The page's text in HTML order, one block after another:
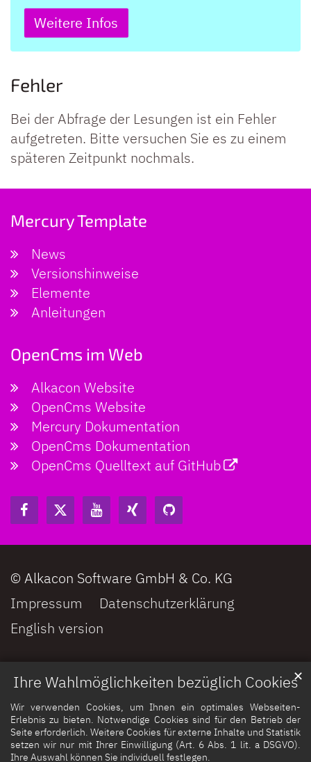
Ihre Wahlmöglichkeiten bezüglich Cookies
Wir verwenden Cookies, um Ihnen ein optimales Webseiten-
Erlebnis zu bieten. Notwendige Cookies sind für den Betrieb der
Seite erforderlich. Weitere Cookies für externe Inhalte und Statistik
setzen wir nur mit Ihrer Einwilligung (Art. 6 Abs. 1 lit. a DSGVO).
Ihre Auswahl können Sie individuell festlegen.
✕
Weitere Infos
Fehler
Bei der Abfrage der Lesungen ist ein Fehler
aufgetreten. Bitte versuchen Sie es zu einem
späteren Zeitpunkt nochmals.
Mercury Template
News
Versionshinweise
Elemente
Anleitungen
OpenCms im Web
Alkacon Website
OpenCms Website
Mercury Dokumentation
OpenCms Dokumentation
OpenCms Quelltext auf GitHub
© Alkacon Software GmbH & Co. KG
Impressum
Datenschutzerklärung
English version